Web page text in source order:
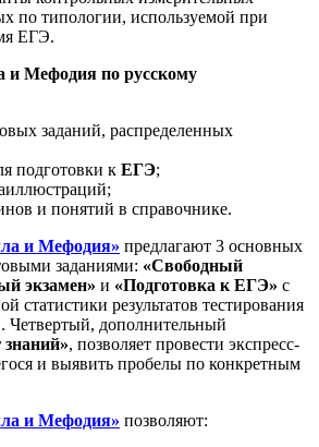
по типологии, используемой при
ЕГЭ.
и Мефодия по русскому
заданий, распределенных
подготовки к ЕГЭ;
и понятий в справочнике.
и Мефодия» предлагают 3 основных
заданиями: «Свободный
экзамен» и «Подготовка к ЕГЭ» с
статистики результатов тестирования
Четвертый, дополнительный
, позволяет провести экспресс-
и выявить пробелы по конкретным
и Мефодия» позволяют: